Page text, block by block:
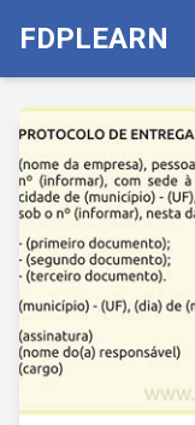
FDPLEARN